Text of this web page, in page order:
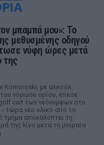
μπαμπά μου»: Το
μεθυσμένης οδηγού
νύφη ώρες μετά
της
Komoroski, με αλκοόλ
νόμιμου ορίου, έπεσε
cart των νεόνυμφων στο
- τώρα νέο υλικό από το
τμήμα αποκαλύπτει τη
της λίγο μετά τη μοιραία